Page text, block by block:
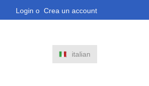
Login o Crea un account
italian